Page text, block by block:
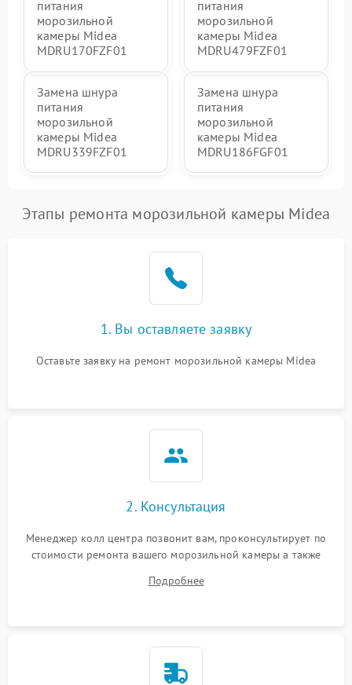
питания
морозильной
камеры Midea
MDRU170FZF01
питания
морозильной
камеры Midea
MDRU479FZF01
Замена шнура
питания
морозильной
камеры Midea
MDRU339FZF01
Замена шнура
питания
морозильной
камеры Midea
MDRU186FGF01
Этапы ремонта морозильной камеры Midea
1. Вы оставляете заявку
Оставьте заявку на ремонт морозильной камеры Midea
2. Консультация
Менеджер колл центра позвонит вам, проконсультирует по
стоимости ремонта вашего морозильной камеры а также
Подробнее